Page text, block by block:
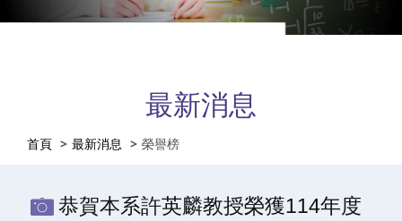
最新消息
首頁 最新消息 榮譽榜
恭賀本系許英麟教授榮獲114年度